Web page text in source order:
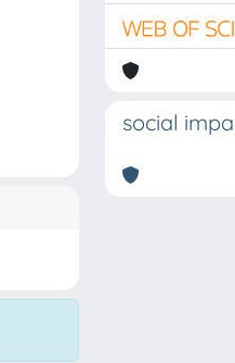
social